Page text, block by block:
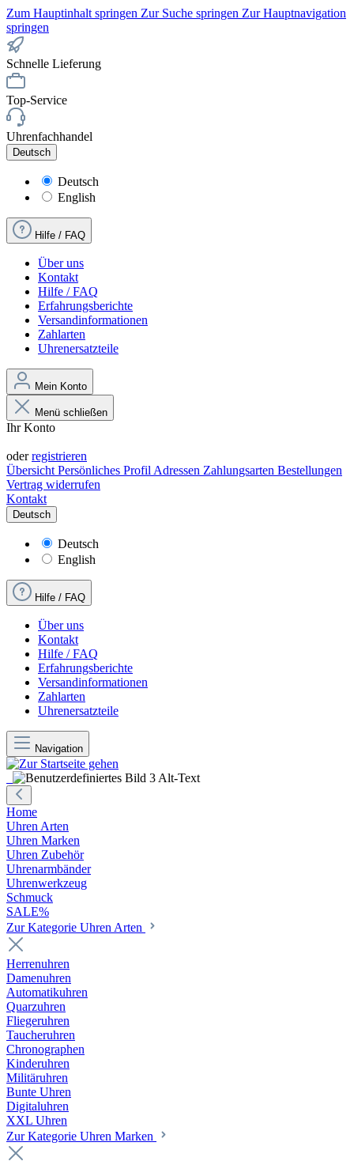
Zum Hauptinhalt springen Zur Suche springen Zur Hauptnavigation
springen
Schnelle Lieferung
Top-Service
Uhrenfachhandel
Deutsch
Deutsch
English
Hilfe / FAQ
Über uns
Kontakt
Hilfe / FAQ
Erfahrungsberichte
Versandinformationen
Zahlarten
Uhrenersatzteile
Mein Konto
Menü schließen
Ihr Konto
oderregistrieren
Übersicht Persönliches Profil Adressen Zahlungsarten Bestellungen
Vertrag widerrufen
Kontakt
Deutsch
Deutsch
English
Hilfe / FAQ
Über uns
Kontakt
Hilfe / FAQ
Erfahrungsberichte
Versandinformationen
Zahlarten
Uhrenersatzteile
Navigation
Home
Uhren Arten
Uhren Marken
Uhren Zubehör
Uhrenarmbänder
Uhrenwerkzeug
Schmuck
SALE%
Zur Kategorie Uhren Arten
Herrenuhren
Damenuhren
Automatikuhren
Quarzuhren
Fliegeruhren
Taucheruhren
Chronographen
Kinderuhren
Militäruhren
Bunte Uhren
Digitaluhren
XXL Uhren
Zur Kategorie Uhren Marken